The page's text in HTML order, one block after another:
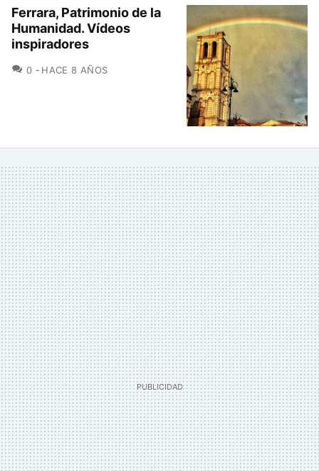
Ferrara, Patrimonio de la
Humanidad. Vídeos
inspiradores
0 COMENTARIOS
HACE 8 AÑOS